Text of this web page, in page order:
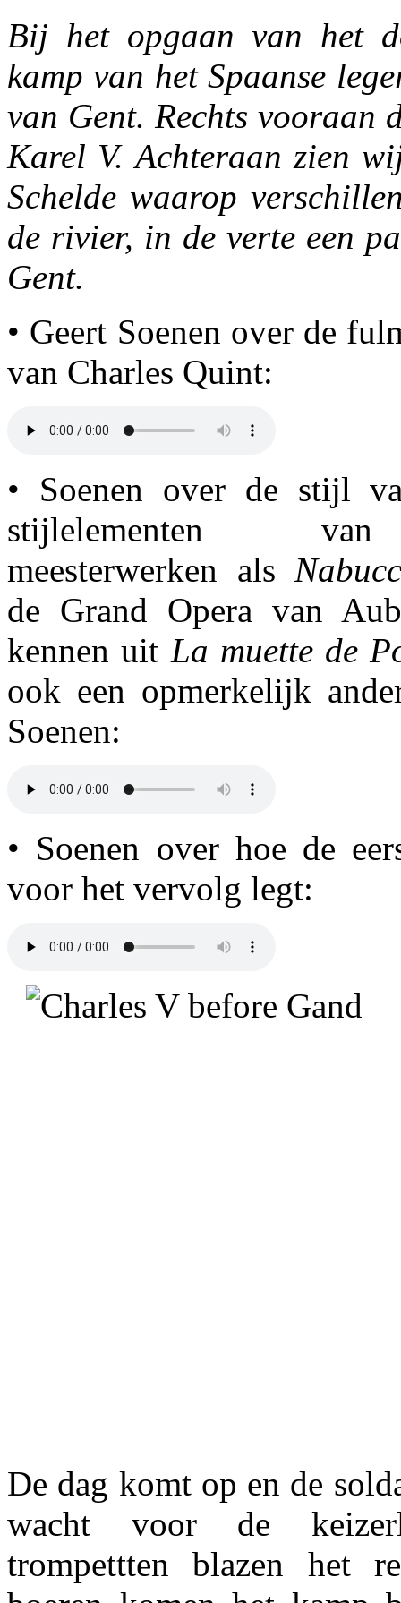
Bij het opgaan van het
kamp van het Spaanse
van Gent. Rechts vooraan
Karel V. Achteraan zien
Schelde waarop
de rivier, in de verte een
Gent.
• Geert Soenen over de
van Charles Quint:
• Soenen over de stijl
stijlelementen
meesterwerken als
de Grand Opera van
kennen uit La muette de
ook een opmerkelijk
Soenen:
• Soenen over hoe de
voor het vervolg legt:
De dag komt op en de
wacht voor de
trompettten blazen het